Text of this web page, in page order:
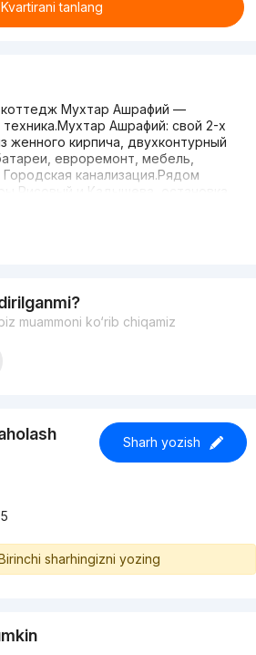
Kvartirani tanlang
Мухтар Ашрафий —
Ашрафий: свой 2-х
женного кирпича, двухконтурный
евроремонт, мебель,
канализация.Рядом
Рисовый и Кадышева, остановка,
дворе два дома (всего один
50 тыс у.е. без
muammoni ko‘rib chiqamiz
Sharh yozish
sharhingizni yozing